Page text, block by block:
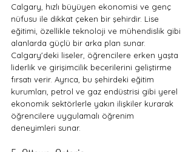
Calgary, hızlı büyüyen ekonomisi ve genç
nüfusu ile dikkat çeken bir şehirdir. Lise
eğitimi, özellikle teknoloji ve mühendislik gibi
alanlarda güçlü bir arka plan sunar.
Calgary'deki liseler, öğrencilere erken yaşta
liderlik ve girişimcilik becerilerini geliştirme
fırsatı verir. Ayrıca, bu şehirdeki eğitim
kurumları, petrol ve gaz endüstrisi gibi yerel
ekonomik sektörlerle yakın ilişkiler kurarak
öğrencilere uygulamalı öğrenim
deneyimleri sunar.